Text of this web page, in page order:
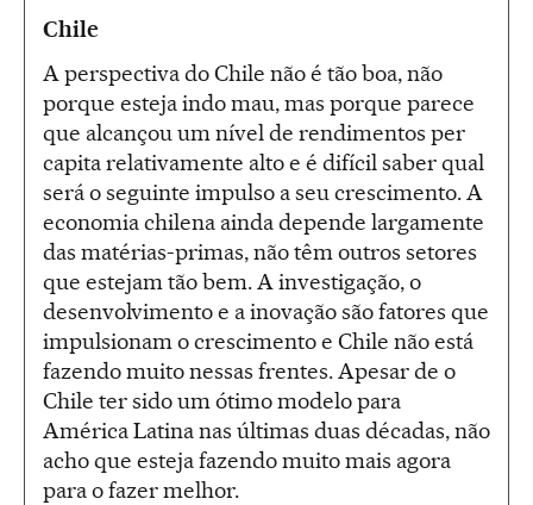
Chile
A perspectiva do Chile não é tão boa, não
porque esteja indo mau, mas porque parece
que alcançou um nível de rendimentos per
capita relativamente alto e é difícil saber qual
será o seguinte impulso a seu crescimento. A
economia chilena ainda depende largamente
das matérias-primas, não têm outros setores
que estejam tão bem. A investigação, o
desenvolvimento e a inovação são fatores que
impulsionam o crescimento e Chile não está
fazendo muito nessas frentes. Apesar de o
Chile ter sido um ótimo modelo para
América Latina nas últimas duas décadas, não
acho que esteja fazendo muito mais agora
para o fazer melhor.